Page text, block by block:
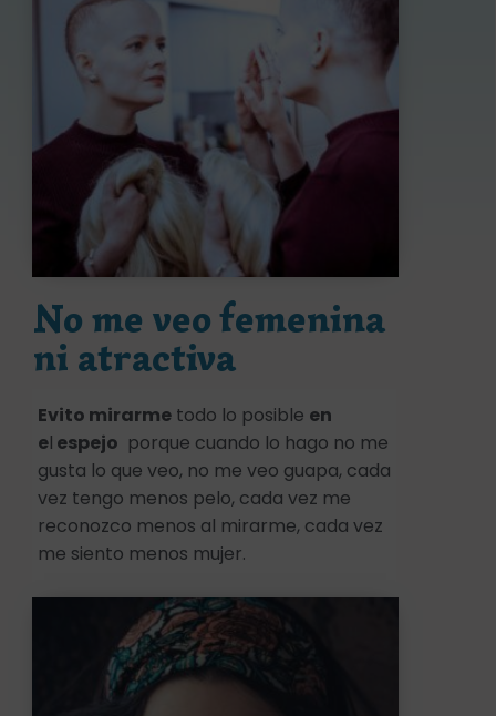
No me veo femenina
ni atractiva
Evito mirarme todo lo posible en
el espejo porque cuando lo hago no me
gusta lo que veo, no me veo guapa, cada
vez tengo menos pelo, cada vez me
reconozco menos al mirarme, cada vez
me siento menos mujer.